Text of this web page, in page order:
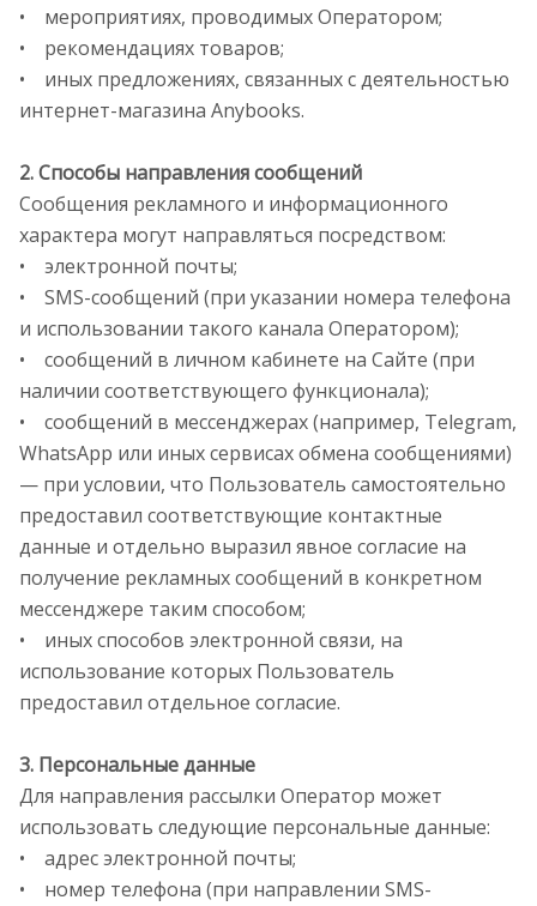
• мероприятиях, проводимых Оператором;
• рекомендациях товаров;
• иных предложениях, связанных с деятельностью
интернет-магазина Anybooks.
2. Способы направления сообщений
Сообщения рекламного и информационного
характера могут направляться посредством:
• электронной почты;
• SMS-сообщений (при указании номера телефона
и использовании такого канала Оператором);
• сообщений в личном кабинете на Сайте (при
наличии соответствующего функционала);
• сообщений в мессенджерах (например, Telegram,
WhatsApp или иных сервисах обмена сообщениями)
— при условии, что Пользователь самостоятельно
предоставил соответствующие контактные
данные и отдельно выразил явное согласие на
получение рекламных сообщений в конкретном
мессенджере таким способом;
• иных способов электронной связи, на
использование которых Пользователь
предоставил отдельное согласие.
3. Персональные данные
Для направления рассылки Оператор может
использовать следующие персональные данные:
• адрес электронной почты;
• номер телефона (при направлении SMS-